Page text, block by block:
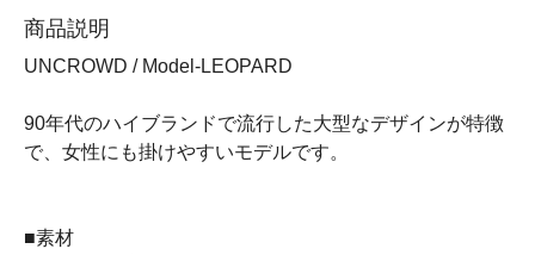
商品説明
UNCROWD / Model-LEOPARD
90年代のハイブランドで流行した大型なデザインが特徴
で、女性にも掛けやすいモデルです。
■素材